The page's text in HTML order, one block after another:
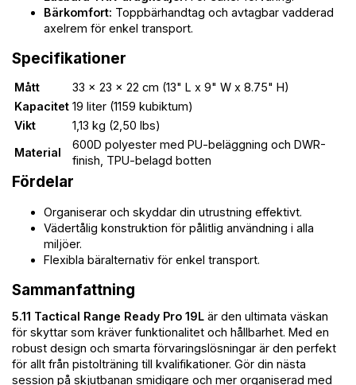
Bärkomfort: Toppbärhandtag och avtagbar vadderad
axelrem för enkel transport.
Specifikationer
Mått
33 x 23 x 22 cm (13" L x 9" W x 8.75" H)
Kapacitet 19 liter (1159 kubiktum)
Vikt
1,13 kg (2,50 lbs)
Material
600D polyester med PU-beläggning och DWR-
finish, TPU-belagd botten
Fördelar
Organiserar och skyddar din utrustning effektivt.
Vädertålig konstruktion för pålitlig användning i alla
miljöer.
Flexibla bäralternativ för enkel transport.
Sammanfattning
5.11 Tactical Range Ready Pro 19L är den ultimata väskan
för skyttar som kräver funktionalitet och hållbarhet. Med en
robust design och smarta förvaringslösningar är den perfekt
för allt från pistolträning till kvalifikationer. Gör din nästa
session på skjutbanan smidigare och mer organiserad med